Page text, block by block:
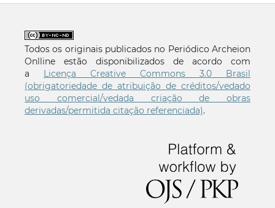
Todos os originais publicados no Periódico Archeion
Onlline estão disponibilizados de acordo com
a Licença Creative Commons 3.0 Brasil
(obrigatoriedade de atribuição de créditos/vedado
uso comercial/vedada criação de obras
derivadas/permitida citação referenciada).